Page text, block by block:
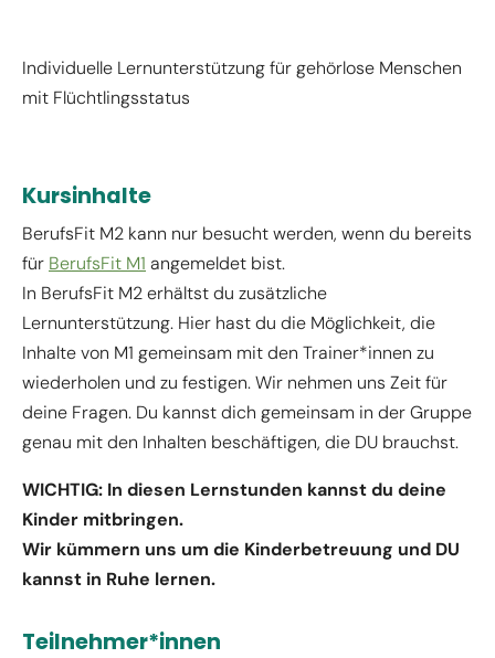
Individuelle Lernunterstützung für gehörlose Menschen
mit Flüchtlingsstatus
Kursinhalte
BerufsFit M2 kann nur besucht werden, wenn du bereits
für BerufsFit M1 angemeldet bist.
In BerufsFit M2 erhältst du zusätzliche
Lernunterstützung. Hier hast du die Möglichkeit, die
Inhalte von M1 gemeinsam mit den Trainer*innen zu
wiederholen und zu festigen. Wir nehmen uns Zeit für
deine Fragen. Du kannst dich gemeinsam in der Gruppe
genau mit den Inhalten beschäftigen, die DU brauchst.
WICHTIG: In diesen Lernstunden kannst du deine
Kinder mitbringen.
Wir kümmern uns um die Kinderbetreuung und DU
kannst in Ruhe lernen.
Teilnehmer*innen